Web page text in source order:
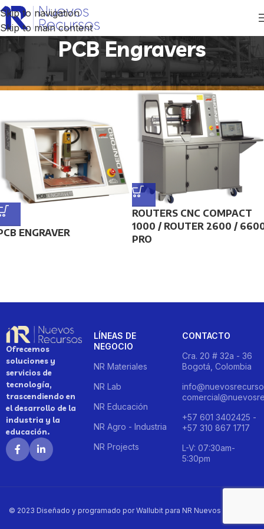
Skip to navigation
Skip to main content
PCB Engravers
Inicio Productos etiquetados “PCB Engravers”
ENGRAVER
ROUTERS CNC COMPACT
1000 / ROUTER 2600 /
PRO
Ofrecemos
soluciones y
servicios de
tecnología,
trascendiendo en
el desarrollo de la
industria y la
educación.
LÍNEAS DE
NEGOCIO
NR Materiales
NR Lab
NR Educación
NR Agro - Industria
NR Projects
CONTACTO
Cra. 20 # 32a - 36
Bogotá, Colombia
+57 601 3402425 -
+57 310 867 1717
L-V: 07:30am-
5:30pm
© 2023 Diseñado y programado por Wallubit para NR Nuevos Recursos